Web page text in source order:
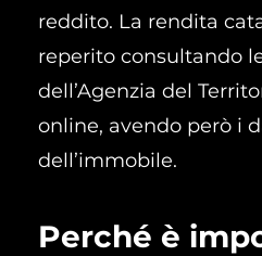
reddito. La rendita
reperito consultando
dell’Agenzia del
online, avendo però i
dell’immobile.
Perché è